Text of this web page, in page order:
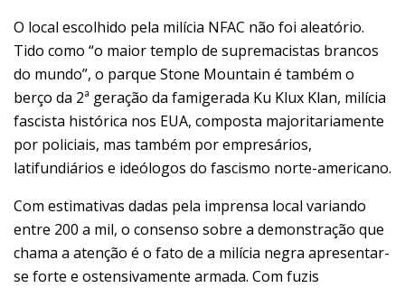
O local escolhido pela milícia NFAC não foi aleatório.
Tido como “o maior templo de supremacistas brancos
do mundo”, o parque Stone Mountain é também o
berço da 2ª geração da famigerada Ku Klux Klan, milícia
fascista histórica nos EUA, composta majoritariamente
por policiais, mas também por empresários,
latifundiários e ideólogos do fascismo norte-americano.
Com estimativas dadas pela imprensa local variando
entre 200 a mil, o consenso sobre a demonstração que
chama a atenção é o fato de a milícia negra apresentar-
se forte e ostensivamente armada. Com fuzis